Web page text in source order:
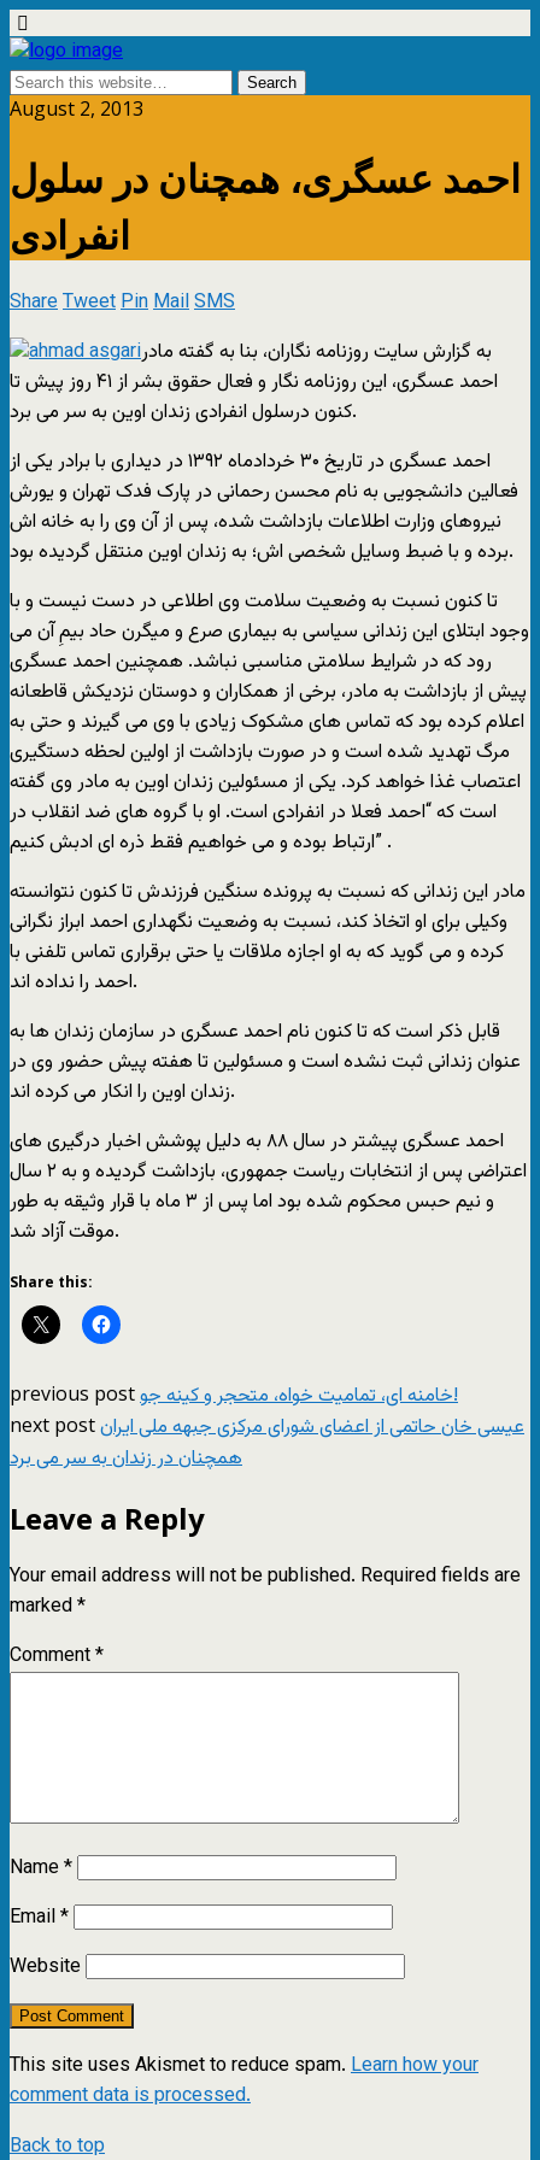
August 2, 2013
احمد عسگری، همچنان در سلول
انفرادی
ShareTweetPinMailSMS
به گزارش سایت روزنامه نگاران، بنا به گفته مادر
احمد عسگری، این روزنامه نگار و فعال حقوق بشر از ۴۱ روز پیش تا
کنون درسلول انفرادی زندان اوین به سر می برد.
احمد عسگری در تاریخ ۳۰ خردادماه ۱۳۹۲ در دیداری با برادر یکی از
فعالین دانشجویی به نام محسن رحمانی در پارک فدک تهران و یورش
نیروهای وزارت اطلاعات بازداشت شده، پس از آن وی را به خانه اش
برده و با ضبط وسایل شخصی اش؛ به زندان اوین منتقل گردیده بود.
تا کنون نسبت به وضعیت سلامت وی اطلاعی در دست نیست و با
وجود ابتلای این زندانی سیاسی به بیماری صرع و میگرن حاد بیمِ آن می
رود که در شرایط سلامتی مناسبی نباشد. همچنین احمد عسگری
پیش از بازداشت به مادر، برخی از همکاران و دوستان نزدیکش قاطعانه
اعلام کرده بود که تماس های مشکوک زیادی با وی می گیرند و حتی به
مرگ تهدید شده است و در صورت بازداشت از اولین لحظه دستگیری
اعتصاب غذا خواهد کرد. یکی از مسئولین زندان اوین به مادر وی گفته
است که “احمد فعلا در انفرادی است. او با گروه های ضد انقلاب در
ارتباط بوده و می خواهیم فقط ذره ای ادبش کنیم” .
مادر این زندانی که نسبت به پرونده سنگین فرزندش تا کنون نتوانسته
وکیلی برای او اتخاذ کند، نسبت به وضعیت نگهداری احمد ابراز نگرانی
کرده و می گوید که به او اجازه ملاقات یا حتی برقراری تماس تلفنی با
احمد را نداده اند.
قابل ذکر است که تا کنون نام احمد عسگری در سازمان زندان ها به
عنوان زندانی ثبت نشده است و مسئولین تا هفته پیش حضور وی در
زندان اوین را انکار می کرده اند.
احمد عسگری پیشتر در سال ۸۸ به دلیل پوشش اخبار درگیری های
اعتراضی پس از انتخابات ریاست جمهوری، بازداشت گردیده و به ۲ سال
و نیم حبس محکوم شده بود اما پس از ۳ ماه با قرار وثیقه به طور
موقت آزاد شد.
Share this:
previous post خامنه ای، تمامیت خواه، متحجر و کینه جو!
next postعیسی خان حاتمی از اعضای شورای مرکزی جبهه ملی ایران
همچنان در زندان به سر می برد
Leave a Reply
Your email address will not be published. Required fields are
marked*
Comment*
Name*
Email*
Website
This site uses Akismet to reduce spam. Learn how your
comment data is processed.
Back to top